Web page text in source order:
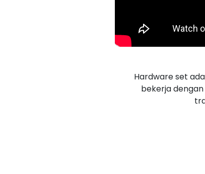
Hardware set
bekerja